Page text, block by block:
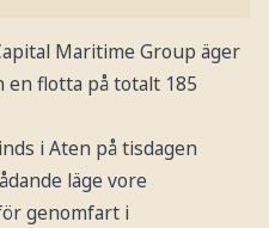
Maritime Group äger
flotta på totalt 185
i Aten på tisdagen
läge vore
genomfart i